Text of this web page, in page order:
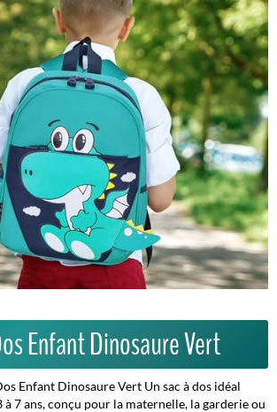
Enfant Dinosaure Vert
Enfant Dinosaure Vert Un sac à dos idéal
à 7 ans, conçu pour la maternelle, la garderie ou